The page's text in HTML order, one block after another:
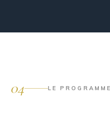
04 LE PROGRAMME